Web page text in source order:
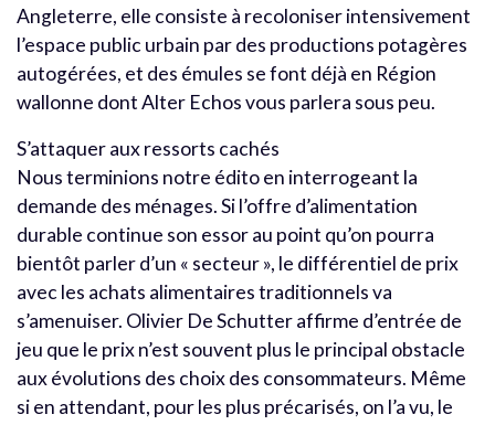
Angleterre, elle consiste à recoloniser intensivement
l’espace public urbain par des productions potagères
autogérées, et des émules se font déjà en Région
wallonne dont Alter Echos vous parlera sous peu.
S’attaquer aux ressorts cachés
Nous terminions notre édito en interrogeant la
demande des ménages. Si l’offre d’alimentation
durable continue son essor au point qu’on pourra
bientôt parler d’un « secteur », le différentiel de prix
avec les achats alimentaires traditionnels va
s’amenuiser. Olivier De Schutter affirme d’entrée de
jeu que le prix n’est souvent plus le principal obstacle
aux évolutions des choix des consommateurs. Même
si en attendant, pour les plus précarisés, on l’a vu, le